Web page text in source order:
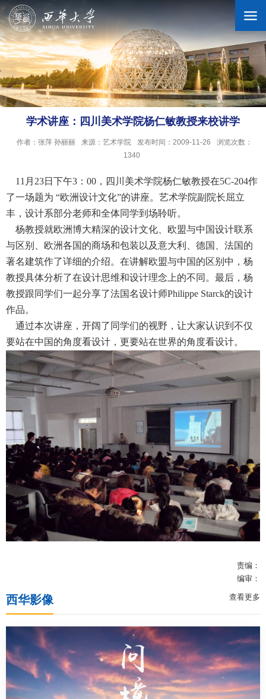
学校概况
机构设置
科学研究
招生就业
合作交流
公共服务
人才招聘
学生
教职工
校友
考生
OA
办事大厅
信息门户
西华易班
学术讲座：四川美术学院杨仁敏教授来校讲学
作者：张萍 孙丽丽 来源：艺术学院 发布时间：2009-11-26
浏览次数：
1340
11月23日下午3：00，四川美术学院杨仁敏教授在5C-204作
了一场题为 “欧洲设计文化”的讲座。艺术学院副院长屈立
丰，设计系部分老师和全体同学到场聆听。
杨教授就欧洲博大精深的设计文化、欧盟与中国设计联系
与区别、欧洲各国的商场和包装以及意大利、德国、法国的
著名建筑作了详细的介绍。在讲解欧盟与中国的区别中，杨
教授具体分析了在设计思维和设计理念上的不同。最后，杨
教授跟同学们一起分享了法国名设计师Philippe Starck的设计
作品。
通过本次讲座，开阔了同学们的视野，让大家认识到不仅
要站在中国的角度看设计，更要站在世界的角度看设计。
责编：
编审：
西华影像 查看更多